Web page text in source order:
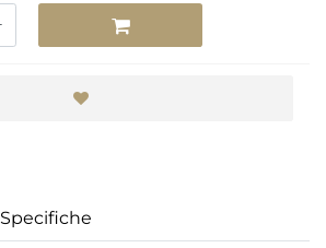
Specifiche